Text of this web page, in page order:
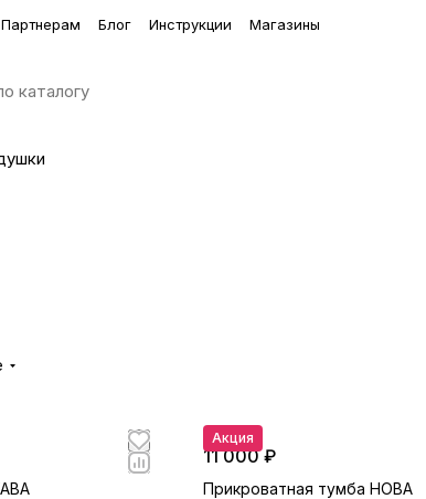
Партнерам Блог Инструкции Магазины
Акция
11 000 ₽
Прикроватная тумба НОВА